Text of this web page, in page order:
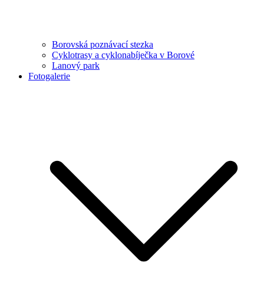
Borovská poznávací stezka
Cyklotrasy a cyklonabíječka v Borové
Lanový park
Fotogalerie